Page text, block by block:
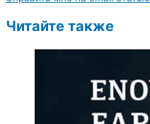
Читайте также